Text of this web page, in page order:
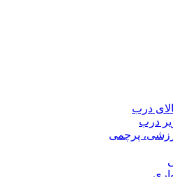
درب
درب
پرچمی